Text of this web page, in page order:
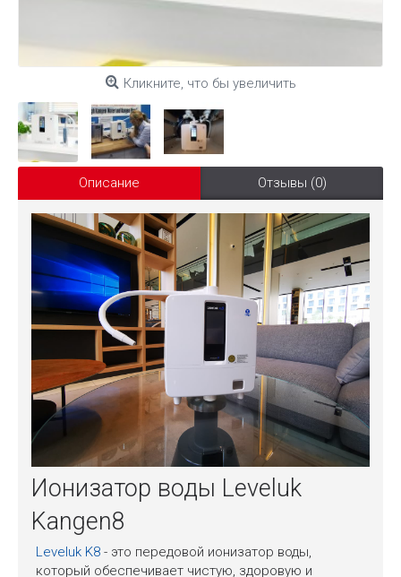
Кликните, что бы увеличить
Описание Отзывы (0)
Ионизатор воды Leveluk
Kangen8
Leveluk K8 - это передовой ионизатор воды,
который обеспечивает чистую, здоровую и